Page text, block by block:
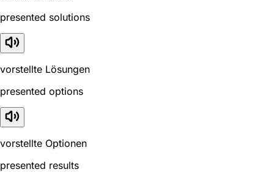
presented solutions
vorstellte Lösungen
presented options
vorstellte Optionen
presented results